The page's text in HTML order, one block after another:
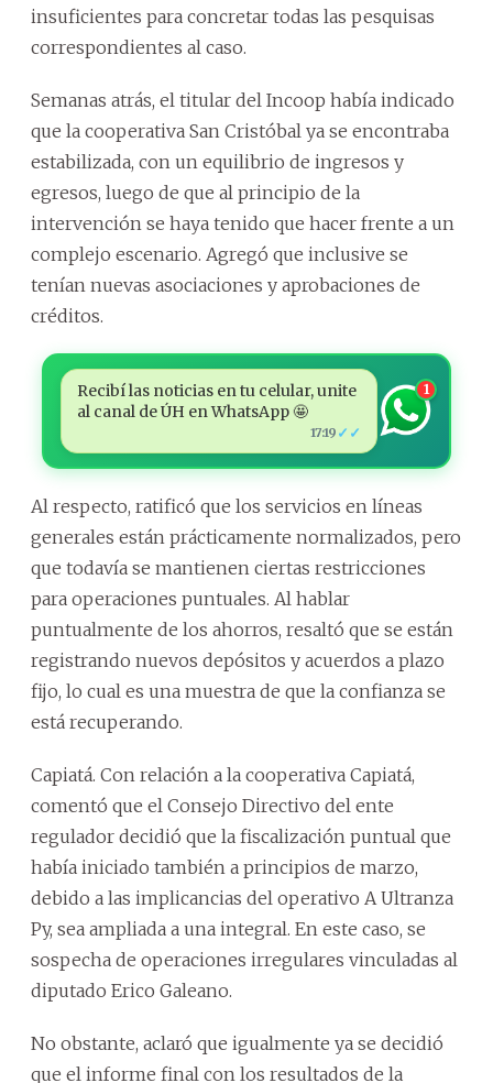
insuficientes para concretar todas las pesquisas
correspondientes al caso.
Semanas atrás, el titular del Incoop había indicado
que la cooperativa San Cristóbal ya se encontraba
estabilizada, con un equilibrio de ingresos y
egresos, luego de que al principio de la
intervención se haya tenido que hacer frente a un
complejo escenario. Agregó que inclusive se
tenían nuevas asociaciones y aprobaciones de
créditos.
Recibí las noticias en tu celular, unite
al canal de ÚH en WhatsApp 🤩
17:19 ✓✓
1
Al respecto, ratificó que los servicios en líneas
generales están prácticamente normalizados, pero
que todavía se mantienen ciertas restricciones
para operaciones puntuales. Al hablar
puntualmente de los ahorros, resaltó que se están
registrando nuevos depósitos y acuerdos a plazo
fijo, lo cual es una muestra de que la confianza se
está recuperando.
Capiatá. Con relación a la cooperativa Capiatá,
comentó que el Consejo Directivo del ente
regulador decidió que la fiscalización puntual que
había iniciado también a principios de marzo,
debido a las implicancias del operativo A Ultranza
Py, sea ampliada a una integral. En este caso, se
sospecha de operaciones irregulares vinculadas al
diputado Erico Galeano.
No obstante, aclaró que igualmente ya se decidió
que el informe final con los resultados de la